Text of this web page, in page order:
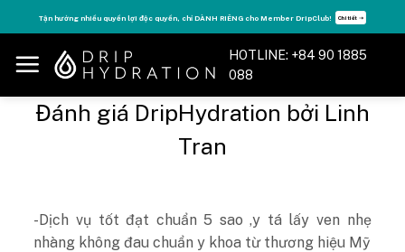
to
content
Tận hưởng nhiều quyền lợi độc quyền, chỉ DÀNH RIÊNG cho Member DripClub! Chi tiết ➝
HOTLINE: +84 90 1885
088
Đánh giá DripHydration bởi Linh
Tran
-Dịch vụ tốt đạt chuẩn 5 sao ,y tá lấy ven nhẹ
nhàng không đau chuẩn y khoa từ thương hiệu Mỹ